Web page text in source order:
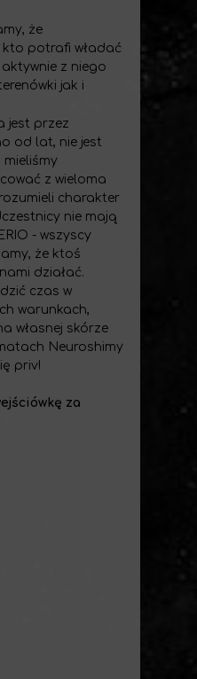
że
kto potrafi władać
z niego
jak i
jest przez
od lat, nie jest
mieliśmy
z wieloma
charakter
nie mają
- wszyscy
że ktoś
działać.
czas w
warunkach,
własnej skórze
Neuroshimy
priv!
za